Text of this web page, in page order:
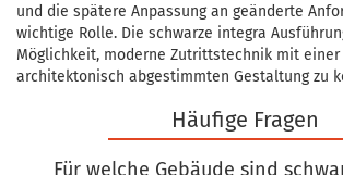
und die spätere Anpassung an geänderte
wichtige Rolle. Die schwarze integra
Möglichkeit, moderne Zutrittstechnik mit einer
architektonisch abgestimmten Gestaltung zu
Häufige Fragen
Für welche Gebäude sind